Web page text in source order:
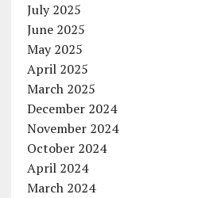
July 2025
June 2025
May 2025
April 2025
March 2025
December 2024
November 2024
October 2024
April 2024
March 2024